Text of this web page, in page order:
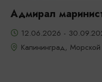
Адмирал
12.06.2026 -
Калининград, Морской